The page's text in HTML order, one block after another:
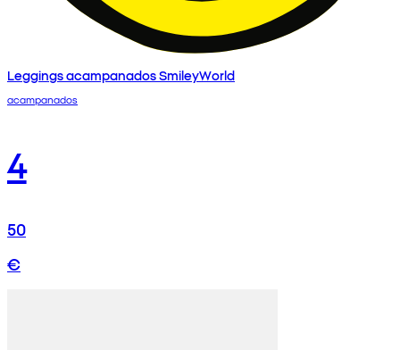
Leggings acampanados SmileyWorld
acampanados
4
50
€